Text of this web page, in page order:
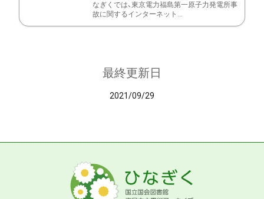
なぎくでは、東京電力福島第一原子力発電所事
故に関するインターネット...
最終更新日
2021/09/29